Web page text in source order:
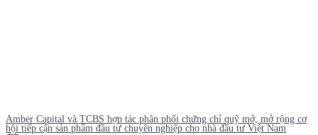
Amber Capital và TCBS hợp tác phân phối chứng chỉ quỹ mở, mở rộng cơ
hội tiếp cận sản phẩm đầu tư chuyên nghiệp cho nhà đầu tư Việt Nam